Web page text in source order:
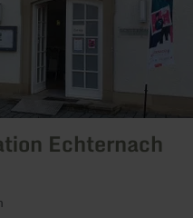
Echternach